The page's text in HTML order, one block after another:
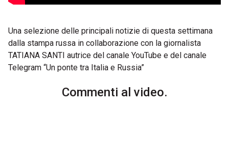
Una selezione delle principali notizie di questa settimana
dalla stampa russa in collaborazione con la giornalista
TATIANA SANTI autrice del canale YouTube e del canale
Telegram “Un ponte tra Italia e Russia”
Commenti al video.